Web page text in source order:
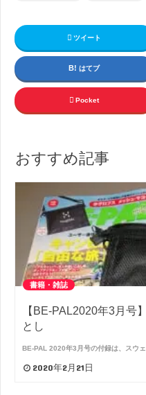
ツイート
はてブ
Pocket
おすすめ記事
書籍・雑誌
【BE-PAL2020年3月号
とし
BE-PAL 2020年3月号の付録は、スウ
2020年2月21日